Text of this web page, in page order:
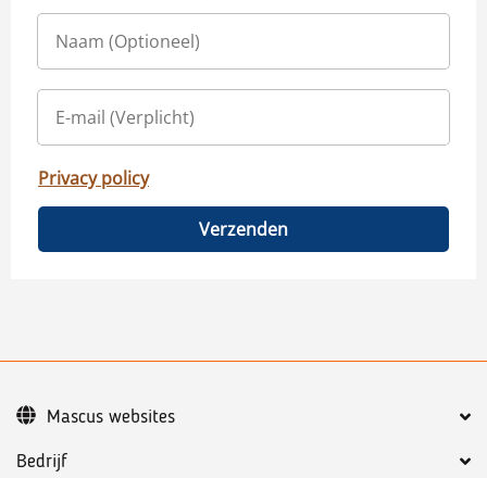
Privacy policy
Verzenden
Bedrijf
Mascus websites